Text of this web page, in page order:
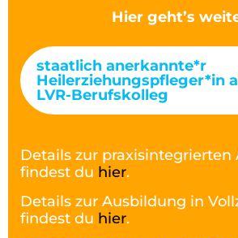
Hier geht’s
staatlich anerkannte*r
Heilerziehungspfleger*in
LVR-Berufskolleg
Details zur praxisintegrierten
findest du hier.
Details zur Ausbildung in
findest du hier.